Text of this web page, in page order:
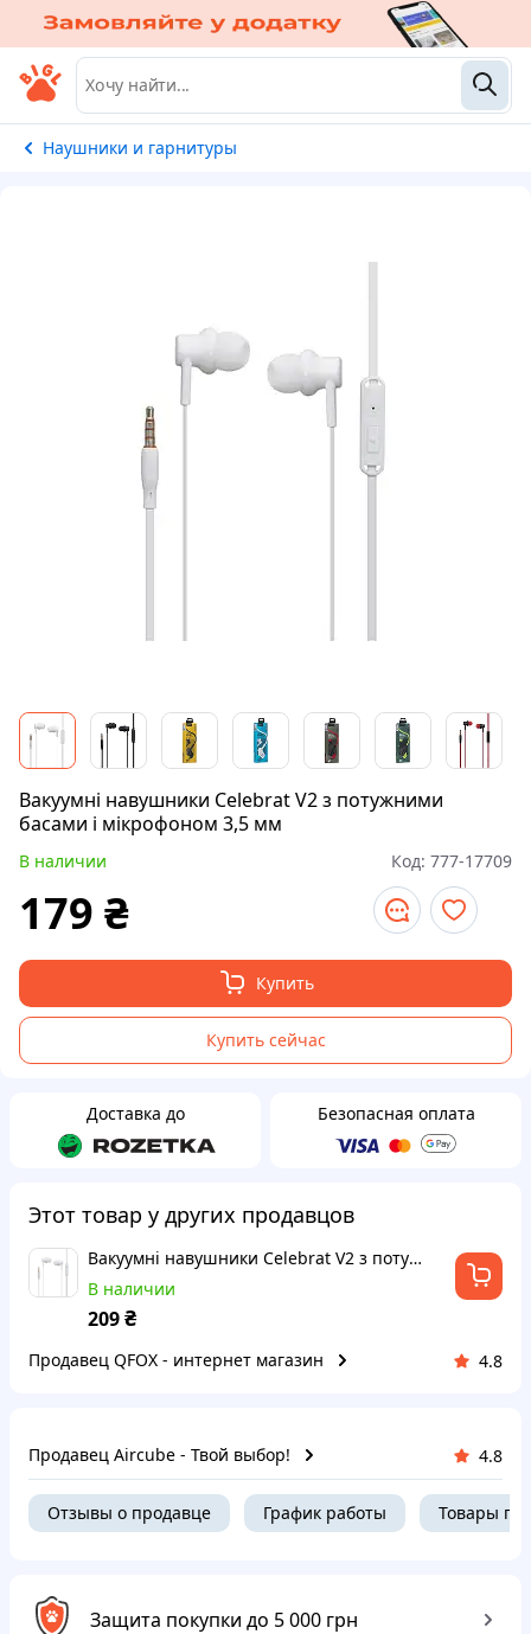
Наушники и гарнитуры
Вакуумні навушники Celebrat V2 з потужними
басами і мікрофоном 3,5 мм
В наличии Код: 777-17709
179 ₴
Купить
Купить сейчас
Доставка до Безопасная оплата
Этот товар у других продавцов
Вакуумні навушники Celebrat V2 з потужними басами і мікрофоном 3,5 мм
В наличии
209₴
Продавец QFOX - интернет магазин 4.8
Продавец Aircube - Твой выбор! 4.8
Отзывы о продавце График работы Товары
Защита покупки до 5 000 грн